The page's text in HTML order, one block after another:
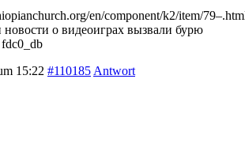
en/component/k2/item/
о видеоиграх вызвали бурю
15:22 #110185 Antwort